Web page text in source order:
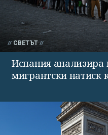
СВЕТЪТ
Испания анализира
мигрантски натиск